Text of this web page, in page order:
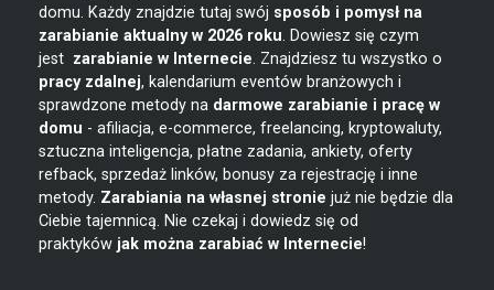
domu. Każdy znajdzie tutaj swój sposób i pomysł na
zarabianie aktualny w 2026 roku. Dowiesz się czym
jest zarabianie w Internecie. Znajdziesz tu wszystko o
pracy zdalnej, kalendarium eventów branżowych i
sprawdzone metody na darmowe zarabianie i pracę w
domu - afiliacja, e-commerce, freelancing, kryptowaluty,
sztuczna inteligencja, płatne zadania, ankiety, oferty
refback, sprzedaż linków, bonusy za rejestrację i inne
metody. Zarabiania na własnej stronie już nie będzie dla
Ciebie tajemnicą. Nie czekaj i dowiedz się od
praktyków jak można zarabiać w Internecie!